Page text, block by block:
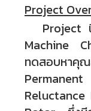
Project
Project
Machine
ทดสอบหาคุ